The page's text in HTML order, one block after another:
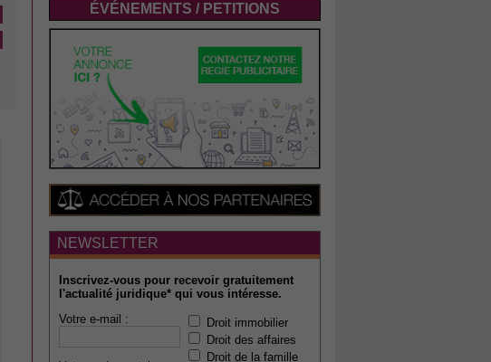
ÉVÉNEMENTS / PETITIONS
NEWSLETTER
Inscrivez-vous pour recevoir gratuitement
l'actualité juridique* qui vous intéresse.
Votre e-mail :
Droit immobilier
Droit des affaires
Droit de la famille